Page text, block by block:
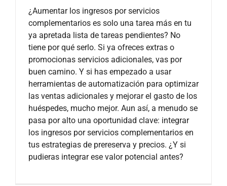
¿Aumentar los ingresos por servicios
complementarios es solo una tarea más en tu
ya apretada lista de tareas pendientes? No
tiene por qué serlo. Si ya ofreces extras o
promocionas servicios adicionales, vas por
buen camino. Y si has empezado a usar
herramientas de automatización para optimizar
las ventas adicionales y mejorar el gasto de los
huéspedes, mucho mejor. Aun así, a menudo se
pasa por alto una oportunidad clave: integrar
los ingresos por servicios complementarios en
tus estrategias de prereserva y precios. ¿Y si
pudieras integrar ese valor potencial antes?